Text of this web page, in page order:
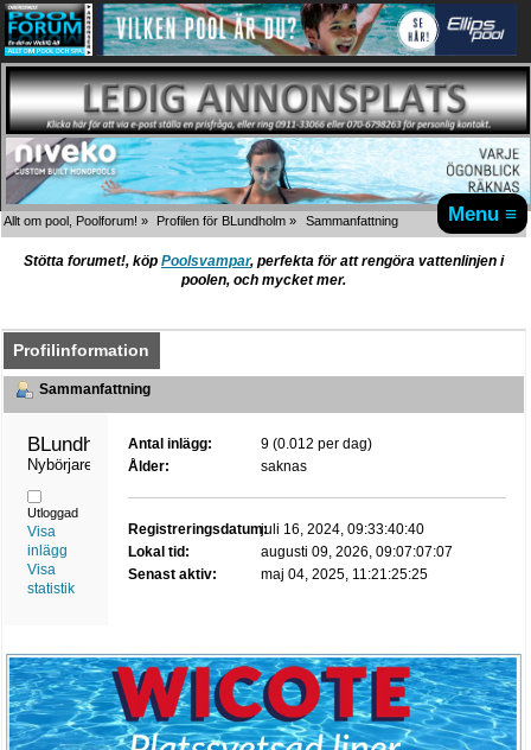
Menu ≡
Allt om pool, Poolforum! » Profilen för BLundholm » Sammanfattning
Stötta forumet!, köp Poolsvampar, perfekta för att rengöra vattenlinjen i
poolen, och mycket mer.
Profilinformation
Sammanfattning
BLundholm
Nybörjare
Utloggad
Visa
inlägg
Visa
statistik
Antal inlägg:
9 (0.012 per dag)
Ålder:
saknas
Registreringsdatum:juli 16, 2024, 09:33:40:40
Lokal tid:
augusti 09, 2026, 09:07:07:07
Senast aktiv:
maj 04, 2025, 11:21:25:25